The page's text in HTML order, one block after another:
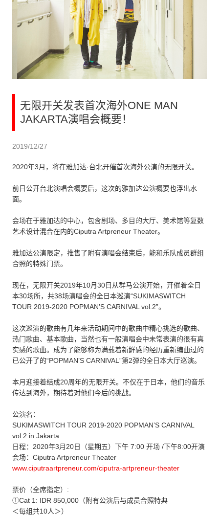
无限开关发表首次海外ONE MAN
JAKARTA演唱会概要！
2019/12/27
2020年3月，将在雅加达·台北开催首次海外公演的无限开关。
前日公开台北演唱会概要后，这次的雅加达公演概要也浮出水
面。
会场在于雅加达的中心，包含剧场、多目的大厅、美术馆等复数
艺术设计混合在内的Ciputra Artpreneur Theater。
雅加达公演限定，推售了附有演唱会结束后，能和乐队成员群组
合照的特殊门票。
现在，无限开关2019年10月30日从群马公演开始，开催着全日
本30场所，共38场演唱会的全日本巡演“SUKIMASWITCH
TOUR 2019-2020 POPMAN’S CARNIVAL vol.2”。
这次巡演的歌曲有几年来活动期间中的歌曲中精心挑选的歌曲、
热门歌曲、基本歌曲，当然也有一般演唱会中未常表演的很有真
实感的歌曲。成为了能够称为满载着新鲜感的经历重新编曲过的
已公开了的“POPMAN’S CARNIVAL”第2弹的全日本大厅巡演。
本月迎接着结成20周年的无限开关。不仅在于日本，他们的音乐
传达到海外，期待着对他们今后的挑战。
公演名：
SUKIMASWITCH TOUR 2019-2020 POPMAN’S CARNIVAL
vol.2 in Jakarta
日程：2020年3月20日（星期五）下午 7:00 开场 /下午8:00开演
会场：Ciputra Artpreneur Theater
www.ciputraartpreneur.com/ciputra-artpreneur-theater
票价（全席指定）:
①Cat 1: IDR 850,000（附有公演后与成员合照特典
＜每组共10人＞）